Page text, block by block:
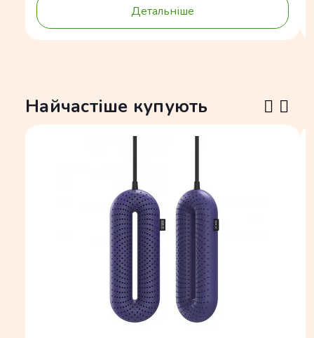
Детальніше
Найчастіше купують